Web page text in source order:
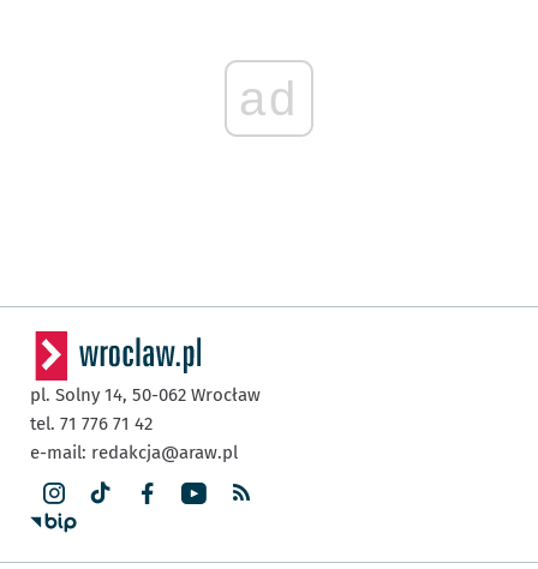
ad
pl. Solny 14, 50-062 Wrocław
tel. 71 776 71 42
e-mail: redakcja@araw.pl